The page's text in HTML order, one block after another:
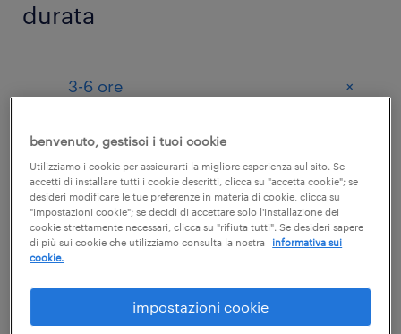
durata
3-6 ore +
corso online - datore di
lavoro - aggiornamento
quinquennale - 6 ore
109,80 euro
Corso online di aggiornamento per Datori di
lavoro di tutti i settori o comparti aziendali
benvenuto, gestisci i tuoi cookie
Utilizziamo i cookie per assicurarti la migliore esperienza sul sito. Se
accetti di installare tutti i cookie descritti, clicca su "accetta cookie"; se
desideri modificare le tue preferenze in materia di cookie, clicca su
"impostazioni cookie"; se decidi di accettare solo l'installazione dei
cookie strettamente necessari, clicca su "rifiuta tutti". Se desideri sapere
di più sui cookie che utilizziamo consulta la nostra
informativa sui
cookie.
impostazioni cookie